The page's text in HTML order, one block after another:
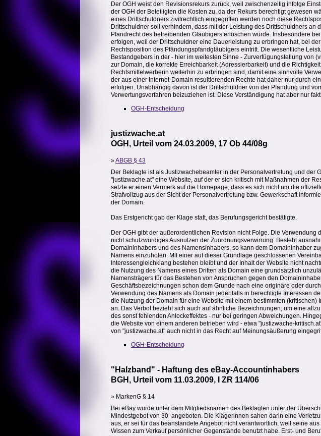
Der OGH weist den Revisionsrekurs zurück, weil zwischenzeitig infolge
der OGH der Beteiligten die Kosten zu, da der Rekurs berechtigt gewesen
eines Drittschuldners zivilrechtlich eingegriffen werden noch diese
Drittschuldner soll verhindern, dass mit der Leistung des Drittschuldners
Pfandrecht des betreibenden Gläubigers erlöschen würde. Insbesondere
erfolgen, weil der Drittschuldner eine Dauerleistung zu erbringen hat, bei
Rechtsposition des Pfändungspfandgläubigers eintritt. Die wesentliche
Bestandgebers in der - hier im weitesten Sinne - Zurverfügungstellung
zur Domain, die korrekte Erreichbarkeit (Adressierbarkeit) und die
Rechtsmittelwerberin weiterhin zu erbringen sind, damit eine sinnvolle
der aus einer Internet-Domain resultierenden Rechte hat daher nur durch
erfolgen. Unabhängig davon ist der Drittschuldner von der Pfändung und
Verwertungsverfahren beizuziehen ist. Diese Verständigung hat aber nur
OGH-Entscheidung
justizwache.at
OGH, Urteil vom 24.03.2009, 17 Ob 44/08g
»ABGB § 43
Der Beklagte ist als Justizwachebeamter in der Personalvertretung und der
"justizwache.at" eine Website, auf der er sich kritisch mit Maßnahmen der
setzte er einen Vermerk auf die Homepage, dass es sich nicht um die
Strafvollzug aus der Sicht der Personalvertretung bzw. Gewerkschaft
der Domain.
Das Erstgericht gab der Klage statt, das Berufungsgericht bestätigte.
Der OGH gibt der außerordentlichen Revision nicht Folge. Die
nicht schutzwürdiges Ausnutzen der Zuordnungsverwirrung. Besteht
Domaininhabers und des Namensinhabers, so kann dem Domaininhaber
Namens einzuholen. Mit einer auf dieser Grundlage geschlossenen
Interessengleichklang bestehen bleibt und der Inhalt der Website nicht
die Nutzung des Namens eines Dritten als Domain eine grundsätzlich
Namensträgers für das Bestehen von Ansprüchen gegen den
Geschäftsbezeichnungen schon dem Grunde nach eine originäre oder
Verwendung des Namens als Domain jedenfalls in berechtigte Interessen
die Nutzung der Domain für eine Website mit einem bestimmten
an. Das Verbot bezieht sich auch auf ähnliche Bezeichnungen, um eine
des sonst fehlenden Anlockeffektes - nur bei geringen Abweichungen.
die Website von einem anderen betrieben wird - etwa "justizwache-
von "justizwache.at" auch nicht in das Recht auf Meinungsäußerung
OGH-Entscheidung
"Halzband" - Haftung des eBay-Accountinhabers
BGH, Urteil vom 11.03.2009, I ZR 114/06
» MarkenG § 14
Bei eBay wurde unter dem Mitgliedsnamen des Beklagten unter der
Mindestgebot von 30  angeboten. Die Klägerinnen sahen darin eine
aus, er sei für das beanstandete Angebot nicht verantwortlich, weil seine
Wissen zum Verkauf persönlicher Gegenstände benutzt habe. Erst- und